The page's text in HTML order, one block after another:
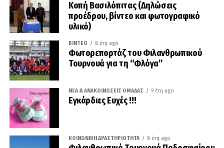
Κοπή Βασιλόπιτας (Δηλώσεις
προέδρου, βίντεο και φωτογραφικό
υλικό)
ΒΊΝΤΕΟ 8 έτη ago
Φωτορεπορτάζ του Φιλανθρωπικού
Τουρνουά για τη “Φλόγα”
ΝΈΑ & ΑΝΑΚΟΙΝΏΣΕΙΣ ΟΜΆΔΑΣ 9 έτη ago
Εγκάρδιες Ευχές !!!
ΚΟΙΝΩΝΙΚΉ ΔΡΑΣΤΗΡΙΌΤΗΤΑ 8 έτη ago